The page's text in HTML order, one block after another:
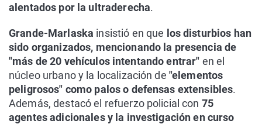
alentados por la ultraderecha.
Grande-Marlaska insistió en que los disturbios han
sido organizados, mencionando la presencia de
"más de 20 vehículos intentando entrar" en el
núcleo urbano y la localización de "elementos
peligrosos" como palos o defensas extensibles.
Además, destacó el refuerzo policial con 75
agentes adicionales y la investigación en curso